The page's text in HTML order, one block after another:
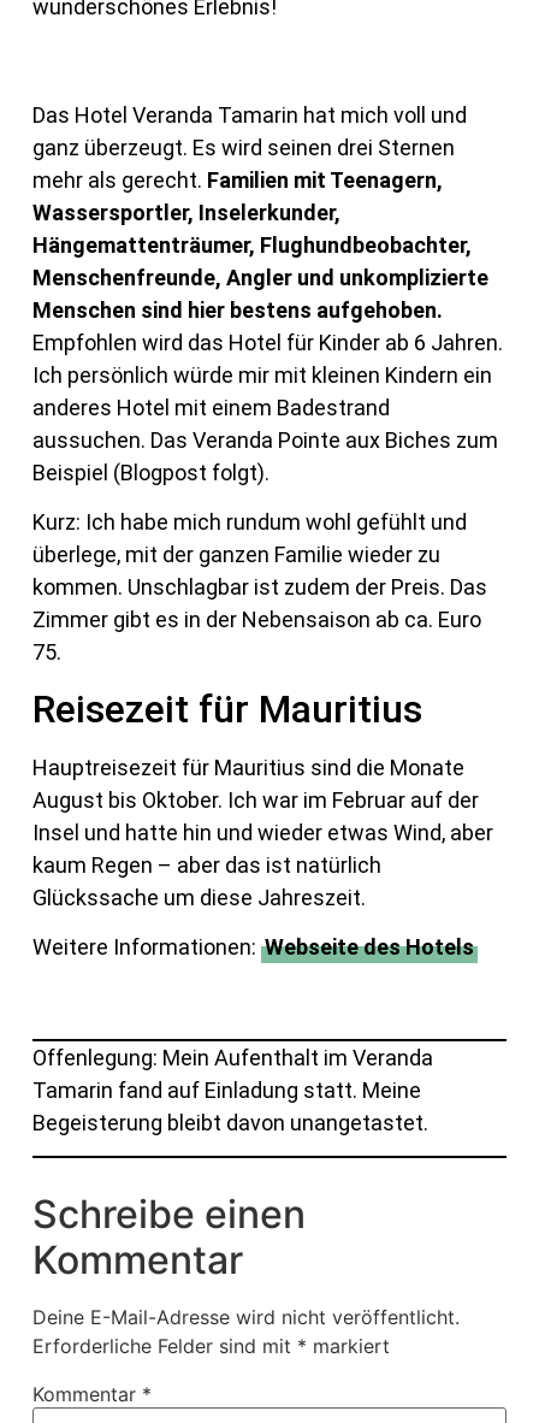
wunderschönes Erlebnis!
Das Hotel Veranda Tamarin hat mich voll und
ganz überzeugt. Es wird seinen drei Sternen
mehr als gerecht. Familien mit Teenagern,
Wassersportler, Inselerkunder,
Hängemattenträumer, Flughundbeobachter,
Menschenfreunde, Angler und unkomplizierte
Menschen sind hier bestens aufgehoben.
Empfohlen wird das Hotel für Kinder ab 6 Jahren.
Ich persönlich würde mir mit kleinen Kindern ein
anderes Hotel mit einem Badestrand
aussuchen. Das Veranda Pointe aux Biches zum
Beispiel (Blogpost folgt).
Kurz: Ich habe mich rundum wohl gefühlt und
überlege, mit der ganzen Familie wieder zu
kommen. Unschlagbar ist zudem der Preis. Das
Zimmer gibt es in der Nebensaison ab ca. Euro
75.
Reisezeit für Mauritius
Hauptreisezeit für Mauritius sind die Monate
August bis Oktober. Ich war im Februar auf der
Insel und hatte hin und wieder etwas Wind, aber
kaum Regen – aber das ist natürlich
Glückssache um diese Jahreszeit.
Weitere Informationen: Webseite des Hotels
Offenlegung: Mein Aufenthalt im Veranda
Tamarin fand auf Einladung statt. Meine
Begeisterung bleibt davon unangetastet.
Schreibe einen
Kommentar
Deine E-Mail-Adresse wird nicht veröffentlicht.
Erforderliche Felder sind mit * markiert
Kommentar *